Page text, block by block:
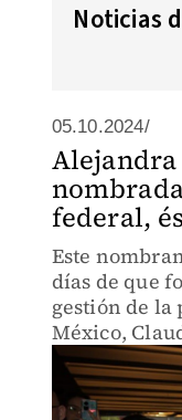
Noticias
05.10.2024/
federal,
Este
días de que
gestión de
México,